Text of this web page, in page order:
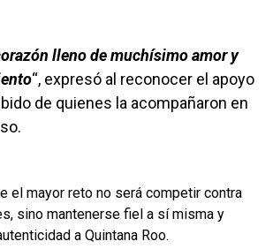
lleno de muchísimo amor y
“, expresó al reconocer el apoyo
de quienes la acompañaron en
el mayor reto no será competir contra
sino mantenerse fiel a sí misma y
a Quintana Roo.